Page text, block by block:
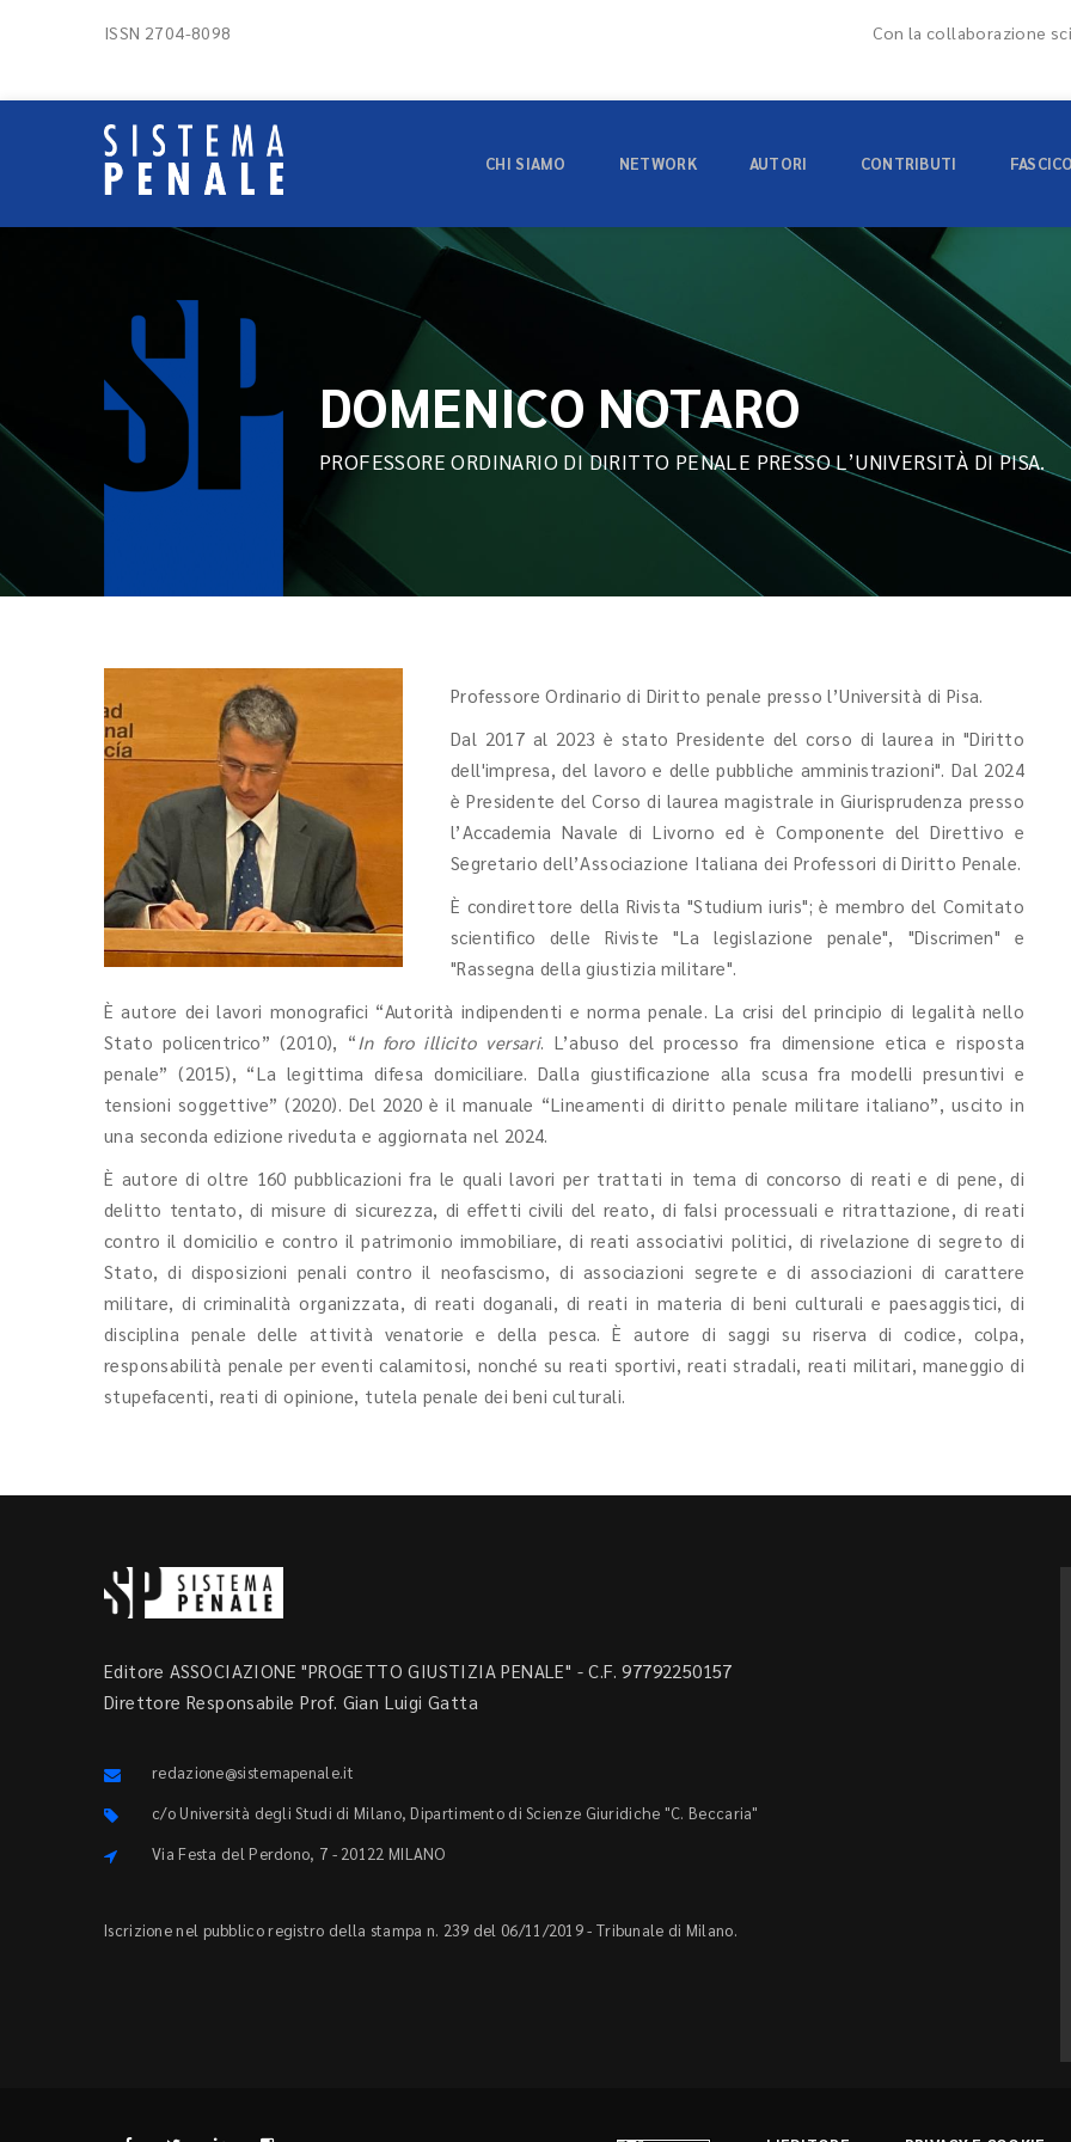
ISSN 2704-8098 Con la collaborazione
CHI SIAMO NETWORK AUTORI CONTRIBUTI
DOMENICO NOTARO
PROFESSORE ORDINARIO DI DIRITTO PENALE PRESSO L’UNIVERSITÀ DI PISA.
Professore Ordinario di Diritto penale presso l’Università di Pisa.
Dal 2017 al 2023 è stato Presidente del corso di laurea in "Diritto
dell'impresa, del lavoro e delle pubbliche amministrazioni". Dal 2024
è Presidente del Corso di laurea magistrale in Giurisprudenza presso
l’Accademia Navale di Livorno ed è Componente del Direttivo e
Segretario dell’Associazione Italiana dei Professori di Diritto Penale.
È condirettore della Rivista "Studium iuris"; è membro del Comitato
scientifico delle Riviste "La legislazione penale", "Discrimen" e
"Rassegna della giustizia militare".
È autore dei lavori monografici “Autorità indipendenti e norma penale. La crisi del principio di legalità nello
Stato policentrico” (2010), “ In foro illicito versari. L’abuso del processo fra dimensione etica e risposta
penale” (2015), “La legittima difesa domiciliare. Dalla giustificazione alla scusa fra modelli presuntivi e
tensioni soggettive” (2020). Del 2020 è il manuale “Lineamenti di diritto penale militare italiano”, uscito in
una seconda edizione riveduta e aggiornata nel 2024.
È autore di oltre 160 pubblicazioni fra le quali lavori per trattati in tema di concorso di reati e di pene, di
delitto tentato, di misure di sicurezza, di effetti civili del reato, di falsi processuali e ritrattazione, di reati
contro il domicilio e contro il patrimonio immobiliare, di reati associativi politici, di rivelazione di segreto di
Stato, di disposizioni penali contro il neofascismo, di associazioni segrete e di associazioni di carattere
militare, di criminalità organizzata, di reati doganali, di reati in materia di beni culturali e paesaggistici, di
disciplina penale delle attività venatorie e della pesca. È autore di saggi su riserva di codice, colpa,
responsabilità penale per eventi calamitosi, nonché su reati sportivi, reati stradali, reati militari, maneggio di
stupefacenti, reati di opinione, tutela penale dei beni culturali.
Editore ASSOCIAZIONE "PROGETTO GIUSTIZIA PENALE" - C.F. 97792250157
Direttore Responsabile Prof. Gian Luigi Gatta
redazione@sistemapenale.it
c/o Università degli Studi di Milano, Dipartimento di Scienze Giuridiche "C. Beccaria"
Via Festa del Perdono, 7 - 20122 MILANO
Iscrizione nel pubblico registro della stampa n. 239 del 06/11/2019 - Tribunale di Milano.